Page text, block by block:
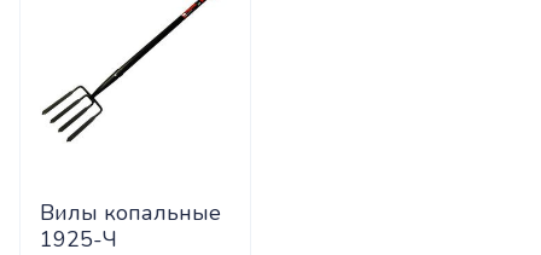
Вилы копальные
1925-Ч